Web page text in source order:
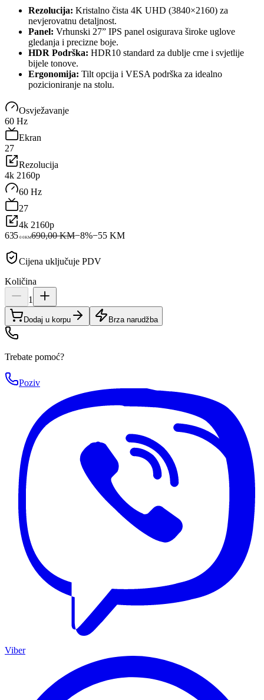
Rezolucija: Kristalno čista 4K UHD (3840×2160) za
nevjerovatnu detaljnost.
Panel: Vrhunski 27” IPS panel osigurava široke uglove
gledanja i precizne boje.
HDR Podrška: HDR10 standard za dublje crne i svjetlije
bijele tonove.
Ergonomija: Tilt opcija i VESA podrška za idealno
pozicioniranje na stolu.
Osvježavanje
60 Hz
Ekran
27
Rezolucija
4k 2160p
60 Hz
27
4k 2160p
635 00KM690,00 KM−8%−55 KM
Cijena uključuje PDV
Količina
1
Dodaj u korpu Brza narudžba
Trebate pomoć?
Poziv
Viber